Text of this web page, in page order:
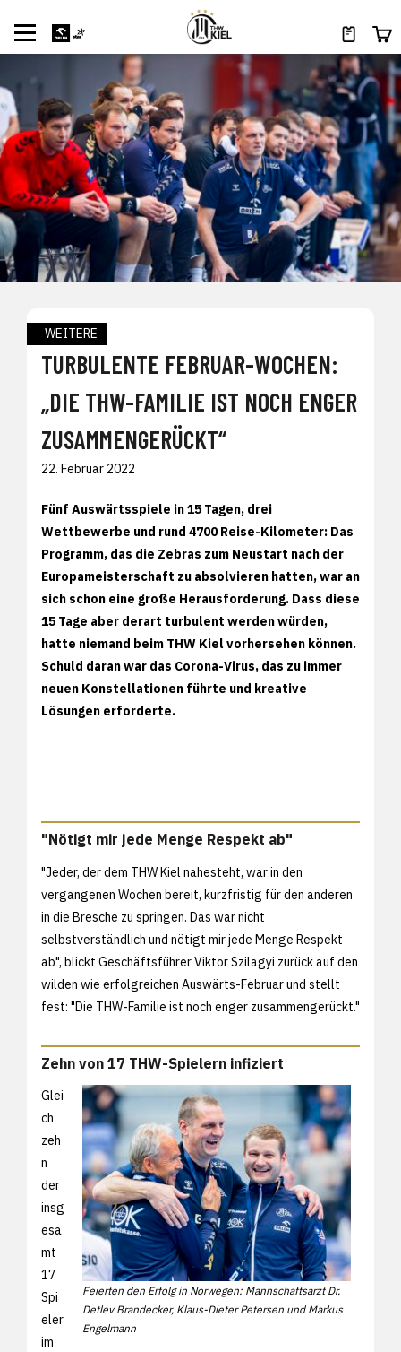
WEITERE
TURBULENTE FEBRUAR-WOCHEN:
„DIE THW-FAMILIE IST NOCH ENGER
ZUSAMMENGERÜCKT“
22. Februar 2022
Fünf Auswärtsspiele in 15 Tagen, drei
Wettbewerbe und rund 4700 Reise-Kilometer: Das
Programm, das die Zebras zum Neustart nach der
Europameisterschaft zu absolvieren hatten, war an
sich schon eine große Herausforderung. Dass diese
15 Tage aber derart turbulent werden würden,
hatte niemand beim THW Kiel vorhersehen können.
Schuld daran war das Corona-Virus, das zu immer
neuen Konstellationen führte und kreative
Lösungen erforderte.
"Nötigt mir jede Menge Respekt ab"
"Jeder, der dem THW Kiel nahesteht, war in den
vergangenen Wochen bereit, kurzfristig für den anderen
in die Bresche zu springen. Das war nicht
selbstverständlich und nötigt mir jede Menge Respekt
ab", blickt Geschäftsführer Viktor Szilagyi zurück auf den
wilden wie erfolgreichen Auswärts-Februar und stellt
fest: "Die THW-Familie ist noch enger zusammengerückt."
Zehn von 17 THW-Spielern infiziert
Feierten den Erfolg in Norwegen: Mannschaftsarzt Dr.
Detlev Brandecker, Klaus-Dieter Petersen und Markus
Engelmann
Glei
ch
zeh
n
der
insg
esa
mt
17
Spi
eler
im